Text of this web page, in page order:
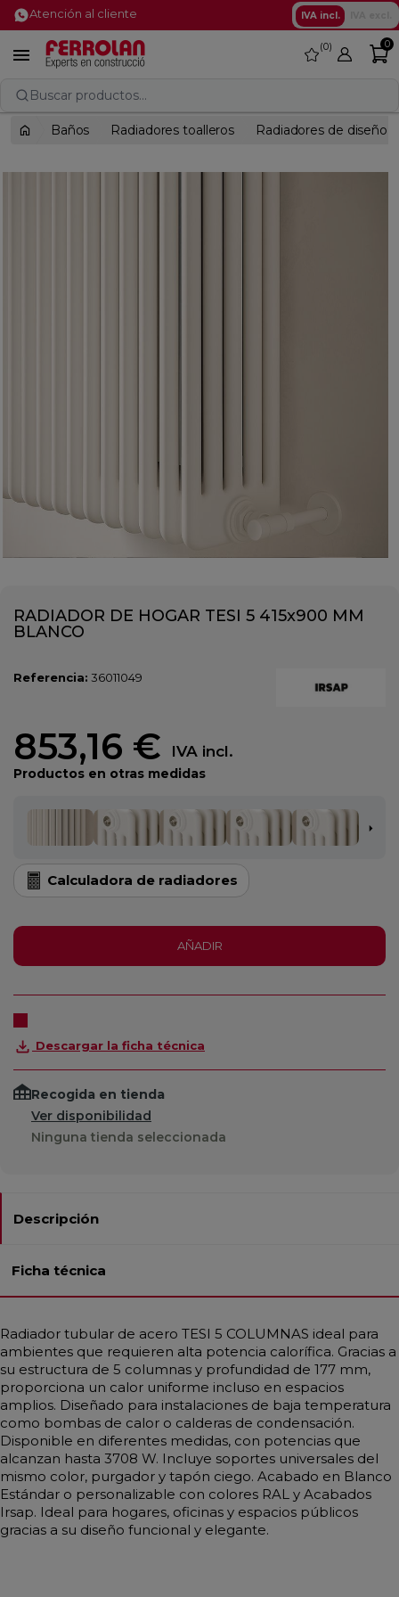
Atención al cliente IVA incl.
 favorite
0 0
Buscar productos...
Baños Radiadores toalleros Radiadores de diseño
RADIADOR DE HOGAR TESI 5 415x900 MM
BLANCO
Referencia: 36011049
853,16 € IVA incl.
Productos en otras medidas
Calculadora de radiadores
AÑADIR
Descargar la ficha técnica
Recogida en tienda
Ver disponibilidad
Ninguna tienda seleccionada
Descripción
Ficha técnica
Radiador tubular de acero TESI 5 COLUMNAS ideal para
ambientes que requieren alta potencia calorífica. Gracias a
su estructura de 5 columnas y profundidad de 177 mm,
proporciona un calor uniforme incluso en espacios
amplios. Diseñado para instalaciones de baja temperatura
como bombas de calor o calderas de condensación.
Disponible en diferentes medidas, con potencias que
alcanzan hasta 3708 W. Incluye soportes universales del
mismo color, purgador y tapón ciego. Acabado en Blanco
Estándar o personalizable con colores RAL y Acabados
Irsap. Ideal para hogares, oficinas y espacios públicos
gracias a su diseño funcional y elegante.